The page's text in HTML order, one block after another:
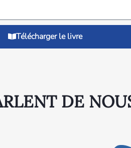
Télécharger le livre
DE